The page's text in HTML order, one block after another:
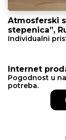
Atmosferski
stepenica”,
Individualni
Internet
Pogodnost u
potreba.